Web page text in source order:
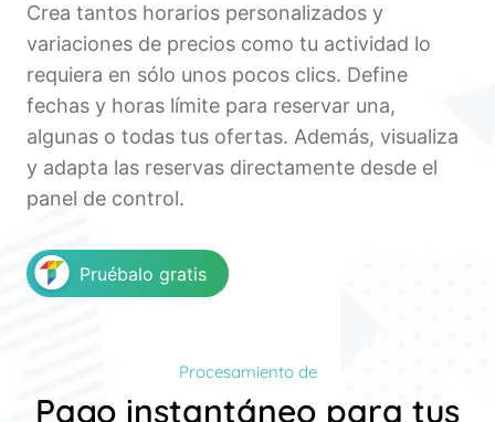
Crea tantos horarios personalizados y
variaciones de precios como tu actividad lo
requiera en sólo unos pocos clics. Define
fechas y horas límite para reservar una,
algunas o todas tus ofertas. Además, visualiza
y adapta las reservas directamente desde el
panel de control.
Pruébalo gratis
Procesamiento de
Pago instantáneo para tus